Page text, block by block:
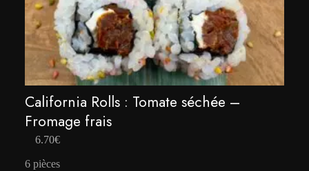
California Rolls : Tomate séchée –
Fromage frais
6.70€
6 pièces